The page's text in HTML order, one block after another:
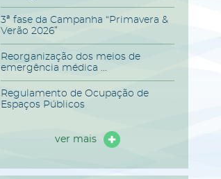
3ª fase da Campanha “Primavera &
Verão 2026”
Reorganização dos meios de
emergência médica ...
Regulamento de Ocupação de
Espaços Públicos
ver mais